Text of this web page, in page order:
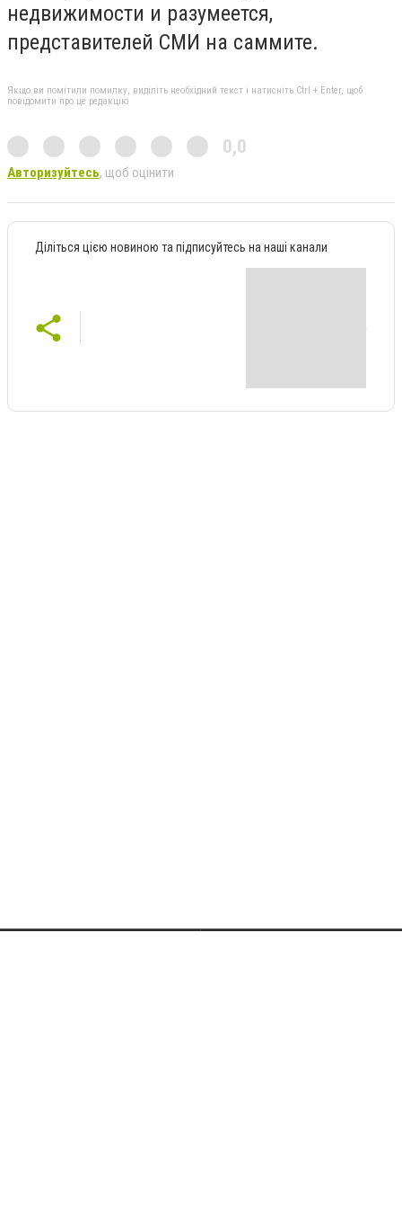
недвижимости и разумеется,
представителей СМИ на саммите.
Якщо ви помітили помилку, виділіть необхідний текст і натисніть Ctrl + Enter, щоб
повідомити про це редакцію
0,0
Авторизуйтесь, щоб оцінити
Діліться цією новиною та підписуйтесь на наші канали